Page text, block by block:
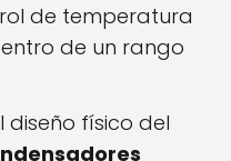
de temperatura
de un rango
diseño físico del